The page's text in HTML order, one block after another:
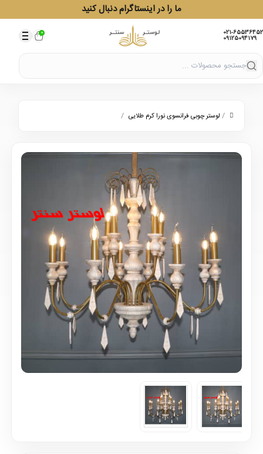
ما را در اینستاگرام دنبال کنید
021-65536452
09125094179
0
/ لوستر چوبی فرانسوی نورا کرم طلایی /